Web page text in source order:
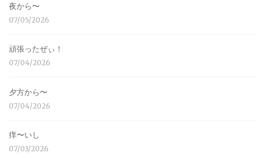
夜から〜
07/05/2026
頑張ったぜぃ！
07/04/2026
夕方から〜
07/04/2026
痒〜いし
07/03/2026